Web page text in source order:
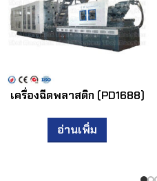
เครื่องฉีดพลาสติก (PD1688)
อ่านเพิ่ม